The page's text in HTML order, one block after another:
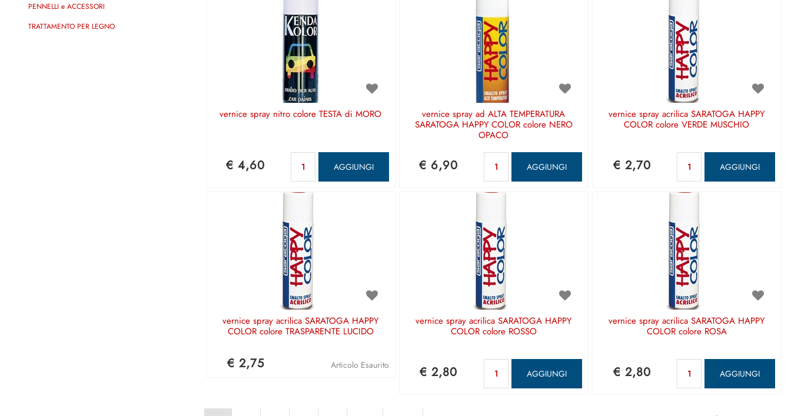
PENNELLI e ACCESSORI
TRATTAMENTO PER LEGNO
vernice spray nitro colore TESTA di MORO
€ 4,60 AGGIUNGI
vernice spray ad ALTA TEMPERATURA
SARATOGA HAPPY COLOR colore NERO
OPACO
€ 6,90 AGGIUNGI
vernice spray acrilica SARATOGA HAPPY
COLOR colore VERDE MUSCHIO
€ 2,70 AGGIUNGI
vernice spray acrilica SARATOGA HAPPY
COLOR colore TRASPARENTE LUCIDO
€ 2,75 Articolo Esaurito
vernice spray acrilica SARATOGA HAPPY
COLOR colore ROSSO
€ 2,80 AGGIUNGI
vernice spray acrilica SARATOGA HAPPY
COLOR colore ROSA
€ 2,80 AGGIUNGI